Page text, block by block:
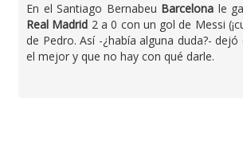
En el Santiago Bernabeu Barcelona le
Real Madrid 2 a 0 con un gol de Messi
de Pedro. Así -¿había alguna duda?-
el mejor y que no hay con qué darle.